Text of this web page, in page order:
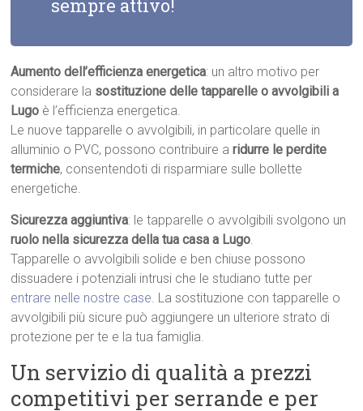
sempre attivo!
Aumento dell’efficienza energetica: un altro motivo per
considerare la sostituzione delle tapparelle o avvolgibili a
Lugo è l’efficienza energetica.
Le nuove tapparelle o avvolgibili, in particolare quelle in
alluminio o PVC, possono contribuire aridurre le perdite
termiche, consentendoti di risparmiare sulle bollette
energetiche.
Sicurezza aggiuntiva: le tapparelle o avvolgibili svolgono un
ruolo nella sicurezza della tua casa a Lugo.
Tapparelle o avvolgibili solide e ben chiuse possono
dissuadere i potenziali intrusi che le studiano tutte per
entrare nelle nostre case. La sostituzione con tapparelle o
avvolgibili più sicure può aggiungere un ulteriore strato di
protezione per te e la tua famiglia.
Un servizio di qualità a prezzi
competitivi per serrande e per